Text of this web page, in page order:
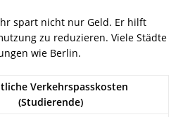
spart nicht nur Geld. Er hilft
zu reduzieren. Viele Städte
wie Berlin.
Verkehrspasskosten
(Studierende)